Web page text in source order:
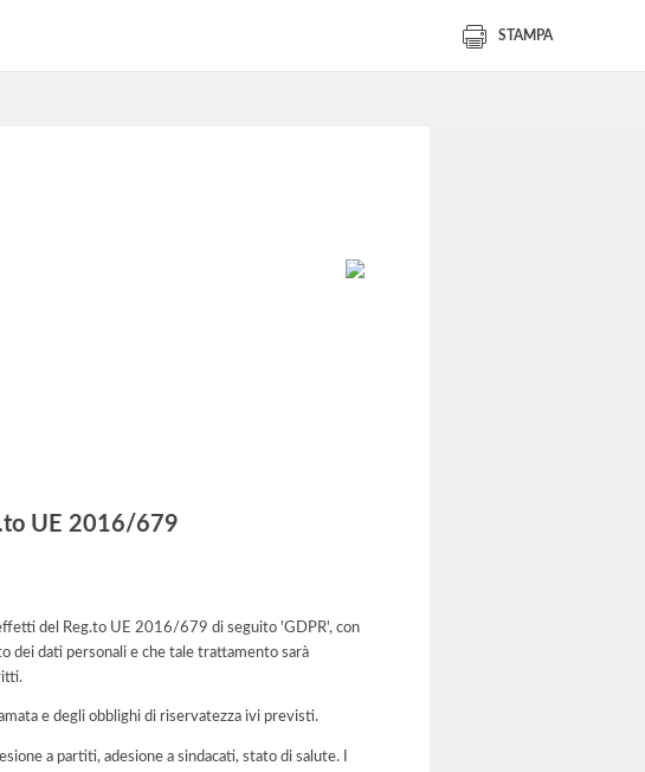
STAMPA
UE 2016/679
del Reg.to UE 2016/679 di seguito 'GDPR', con
dei dati personali e che tale trattamento sarà
e degli obblighi di riservatezza ivi previsti.
a partiti, adesione a sindacati, stato di salute. I